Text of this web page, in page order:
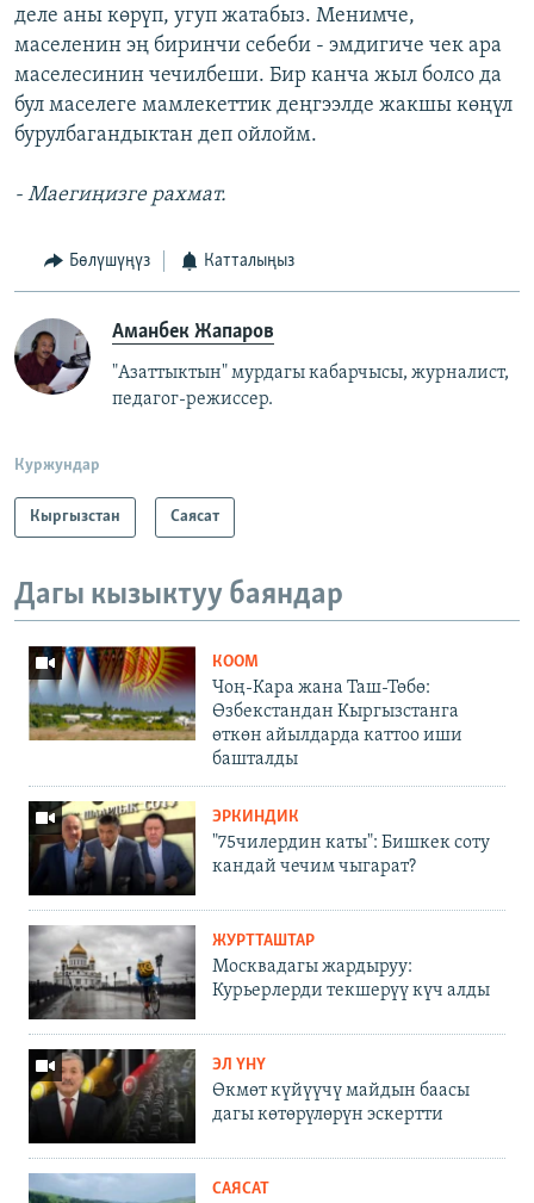
деле аны көрүп, угуп жатабыз. Менимче,
маселенин эң биринчи себеби - эмдигиче чек ара
маселесинин чечилбеши. Бир канча жыл болсо да
бул маселеге мамлекеттик деңгээлде жакшы көңүл
бурулбагандыктан деп ойлойм.
- Маегиңизге рахмат.
Бөлүшүңүз Катталыңыз
Аманбек Жапаров
"Азаттыктын" мурдагы кабарчысы, журналист,
педагог-режиссер.
Куржундар
Кыргызстан Саясат
Дагы кызыктуу баяндар
КООМ
Чоң-Кара жана Таш-Төбө:
Өзбекстандан Кыргызстанга
өткөн айылдарда каттоо иши
башталды
ЭРКИНДИК
"75чилердин каты": Бишкек соту
кандай чечим чыгарат?
ЖУРТТАШТАР
Москвадагы жардыруу:
Курьерлерди текшерүү күч алды
ЭЛ ҮНҮ
Өкмөт күйүүчү майдын баасы
дагы көтөрүлөрүн эскертти
САЯСАТ